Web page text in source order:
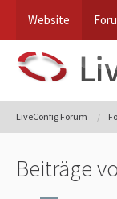
Website
LiveConfig Forum
Beiträge